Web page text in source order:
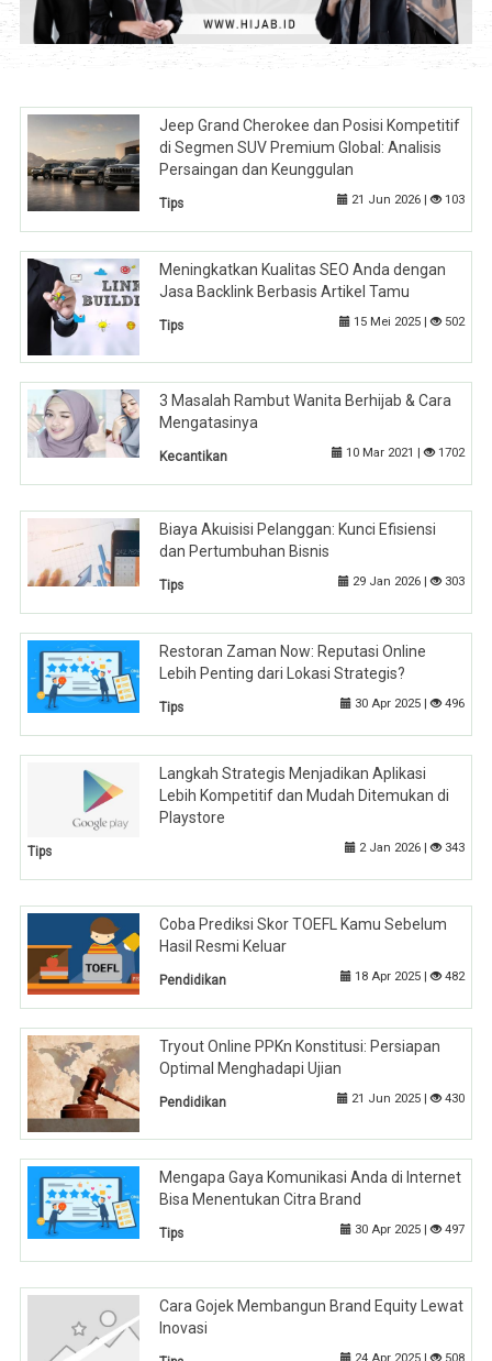
Jeep Grand Cherokee dan Posisi Kompetitif
di Segmen SUV Premium Global: Analisis
Persaingan dan Keunggulan
Tips 21 Jun 2026 | 103
Meningkatkan Kualitas SEO Anda dengan
Jasa Backlink Berbasis Artikel Tamu
Tips 15 Mei 2025 | 502
3 Masalah Rambut Wanita Berhijab & Cara
Mengatasinya
Kecantikan 10 Mar 2021 | 1702
Biaya Akuisisi Pelanggan: Kunci Efisiensi
dan Pertumbuhan Bisnis
Tips 29 Jan 2026 | 303
Restoran Zaman Now: Reputasi Online
Lebih Penting dari Lokasi Strategis?
Tips 30 Apr 2025 | 496
Langkah Strategis Menjadikan Aplikasi
Lebih Kompetitif dan Mudah Ditemukan di
Playstore
Tips 2 Jan 2026 | 343
Coba Prediksi Skor TOEFL Kamu Sebelum
Hasil Resmi Keluar
Pendidikan 18 Apr 2025 | 482
Tryout Online PPKn Konstitusi: Persiapan
Optimal Menghadapi Ujian
Pendidikan 21 Jun 2025 | 430
Mengapa Gaya Komunikasi Anda di Internet
Bisa Menentukan Citra Brand
Tips 30 Apr 2025 | 497
Cara Gojek Membangun Brand Equity Lewat
Inovasi